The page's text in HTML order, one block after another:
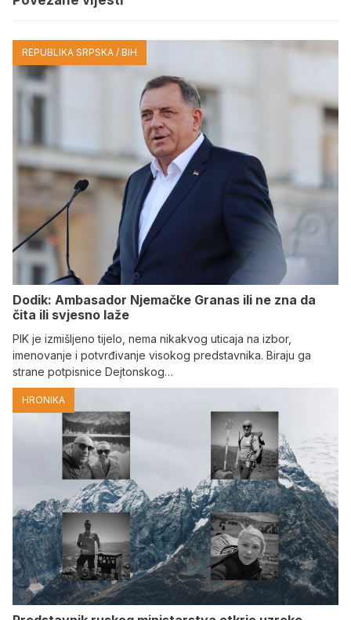
REPUBLIKA SRPSKA / BIH
Dodik: Ambasador Njemačke Granas ili ne zna da
čita ili svjesno laže
PIK je izmišljeno tijelo, nema nikakvog uticaja na izbor,
imenovanje i potvrđivanje visokog predstavnika. Biraju ga
strane potpisnice Dejtonskog…
HRONIKA